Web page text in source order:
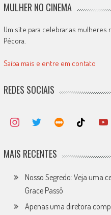
MULHER NO CINEMA
Um site para celebrar as mulheres
Pécora.
Saiba mais e entre em contato
REDES SOCIAIS
MAIS RECENTES
Nosso Segredo: Veja uma
Grace Passô
Apenas uma diretora